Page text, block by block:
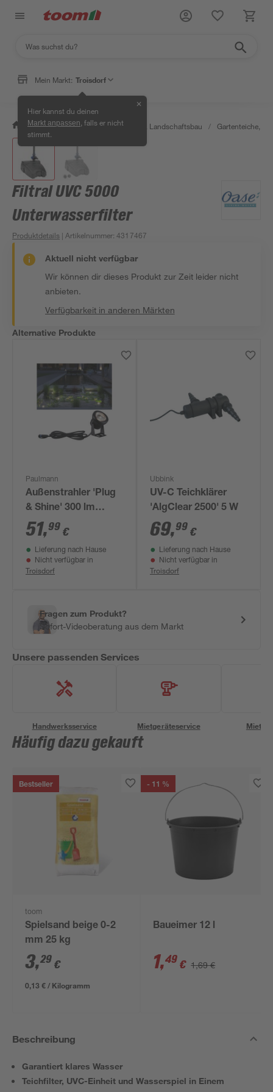
Mein Markt: Troisdorf
Hier kannst du deinen
Markt anpassen , falls er nicht
stimmt.
✕
/ Garten & Freizeit / Gartenbau & Landschaftsbau / Gartenteiche,
Filtral UVC 5000
Unterwasserfilter
Produktdetails | Artikelnummer:4317467
Aktuell nicht verfügbar
Wir können dir dieses Produkt zur Zeit leider nicht
anbieten.
Verfügbarkeit in anderen Märkten
Alternative Produkte
Paulmann
Außenstrahler 'Plug
& Shine' 300 lm
warmweiß IP 68 Ø
7,2 x 11 cm
51,99 €
Lieferung nach Hause
Nicht verfügbar in
Troisdorf
Ubbink
UV-C Teichklärer
'AlgClear 2500' 5 W
69,99 €
Lieferung nach Hause
Nicht verfügbar in
Troisdorf
Fragen zum Produkt?
Sofort-Videoberatung aus dem Markt
Unsere passenden Services
Handwerksservice Mietgeräteservice
Häufig dazu gekauft
Bestseller
toom
Spielsand beige 0-2
mm 25 kg
3,29 €
0,13 € / Kilogramm
- 11 %
Baueimer 12 l
1,49 € 1,69 €
Beschreibung
Garantiert klares Wasser
Teichfilter, UVC-Einheit und Wasserspiel in Einem